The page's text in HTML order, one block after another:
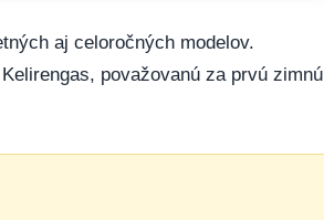
aj celoročných modelov.
považovanú za prvú zimnú